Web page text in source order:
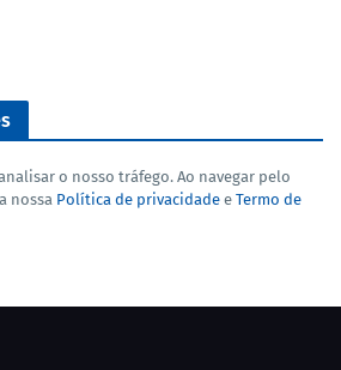
o nosso tráfego. Ao navegar pelo
nossa Política de privacidade e Termo de